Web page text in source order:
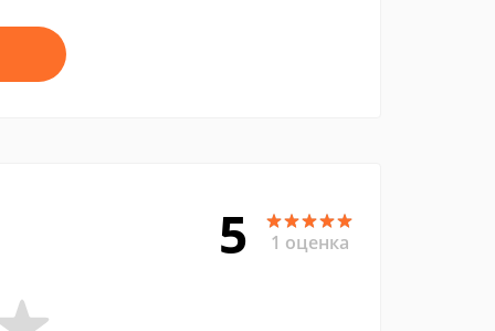
5 1 оценка